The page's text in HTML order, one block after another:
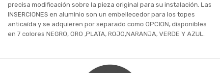
precisa modificación sobre la pieza original para su instalación. Las
INSERCIONES en aluminio son un embellecedor para los topes
anticaída y se adquieren por separado como OPCION, disponibles
en 7 colores NEGRO, ORO ,PLATA, ROJO,NARANJA, VERDE Y AZUL.